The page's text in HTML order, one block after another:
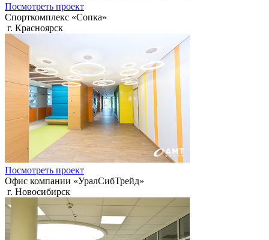
Посмотреть проект
Спорткомплекс «Сопка»
г. Красноярск
Посмотреть проект
Офис компании «УралСибТрейд»
г. Новосибирск